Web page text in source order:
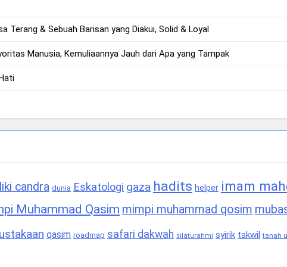
Terang & Sebuah Barisan yang Diakui, Solid & Loyal
Manusia, Kemuliaannya Jauh dari Apa yang Tampak
candra dunia Eskatologi gaza hadits helper imam
Muhammad Qasim mimpi muhammad qosim
qasim roadmap safari dakwah silaturahmi syirik takwil tanah